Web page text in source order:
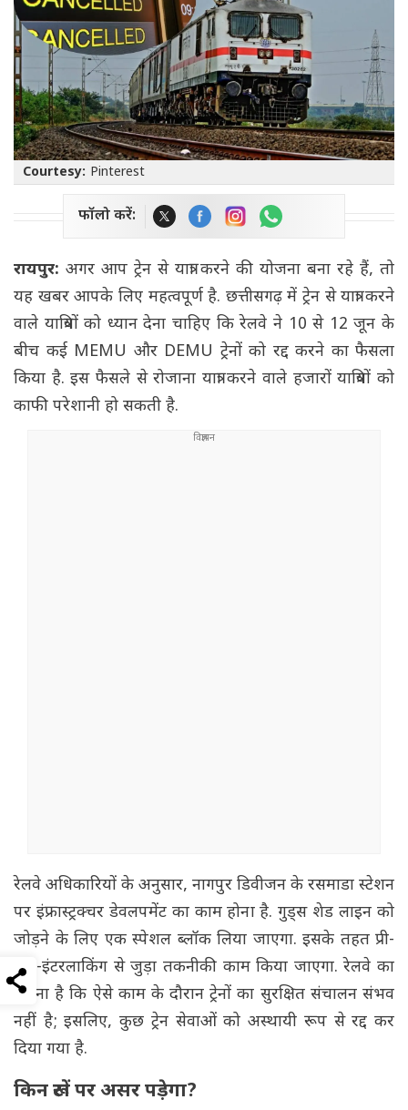
Courtesy: Pinterest
फॉलो करें:
रायपुर: अगर आप ट्रेन से यात्रा करने की योजना बना रहे हैं, तो
यह खबर आपके लिए महत्वपूर्ण है. छत्तीसगढ़ में ट्रेन से यात्रा करने
वाले यात्रियों को ध्यान देना चाहिए कि रेलवे ने 10 से 12 जून के
बीच कई MEMU और DEMU ट्रेनों को रद्द करने का फैसला
किया है. इस फैसले से रोजाना यात्रा करने वाले हजारों यात्रियों को
काफी परेशानी हो सकती है.
रेलवे अधिकारियों के अनुसार, नागपुर डिवीजन के रसमाडा स्टेशन
पर इंफ्रास्ट्रक्चर डेवलपमेंट का काम होना है. गुड्स शेड लाइन को
जोड़ने के लिए एक स्पेशल ब्लॉक लिया जाएगा. इसके तहत प्री-
नॉन-इंटरलाकिंग से जुड़ा तकनीकी काम किया जाएगा. रेलवे का
कहना है कि ऐसे काम के दौरान ट्रेनों का सुरक्षित संचालन संभव
नहीं है; इसलिए, कुछ ट्रेन सेवाओं को अस्थायी रूप से रद्द कर
दिया गया है.
किन रूटों पर असर पड़ेगा?